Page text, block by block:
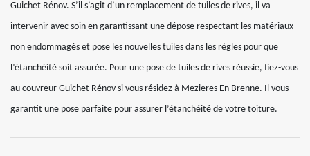
Guichet Rénov. S’il s’agit d’un remplacement de tuiles de rives, il va
intervenir avec soin en garantissant une dépose respectant les matériaux
non endommagés et pose les nouvelles tuiles dans les règles pour que
l’étanchéité soit assurée. Pour une pose de tuiles de rives réussie, fiez-vous
au couvreur Guichet Rénov si vous résidez à Mezieres En Brenne. Il vous
garantit une pose parfaite pour assurer l’étanchéité de votre toiture.